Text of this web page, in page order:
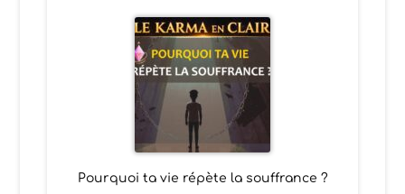
Pourquoi ta vie répète la souffrance ?